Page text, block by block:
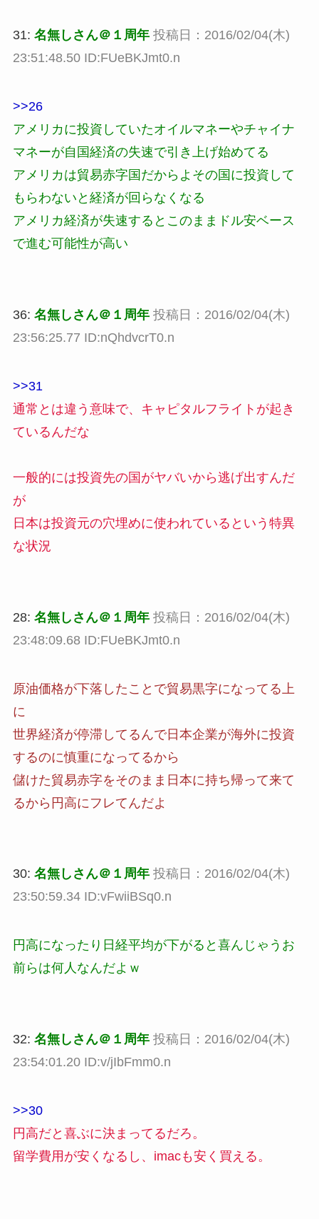
31: 名無しさん＠１周年 投稿日：2016/02/04(木)
23:51:48.50 ID:FUeBKJmt0.n
>>26
アメリカに投資していたオイルマネーやチャイナ
マネーが自国経済の失速で引き上げ始めてる
アメリカは貿易赤字国だからよその国に投資して
もらわないと経済が回らなくなる
アメリカ経済が失速するとこのままドル安ベース
で進む可能性が高い
36: 名無しさん＠１周年 投稿日：2016/02/04(木)
23:56:25.77 ID:nQhdvcrT0.n
>>31
通常とは違う意味で、キャピタルフライトが起き
ているんだな
一般的には投資先の国がヤバいから逃げ出すんだ
が
日本は投資元の穴埋めに使われているという特異
な状況
28: 名無しさん＠１周年 投稿日：2016/02/04(木)
23:48:09.68 ID:FUeBKJmt0.n
原油価格が下落したことで貿易黒字になってる上
に
世界経済が停滞してるんで日本企業が海外に投資
するのに慎重になってるから
儲けた貿易赤字をそのまま日本に持ち帰って来て
るから円高にフレてんだよ
30: 名無しさん＠１周年 投稿日：2016/02/04(木)
23:50:59.34 ID:vFwiiBSq0.n
円高になったり日経平均が下がると喜んじゃうお
前らは何人なんだよｗ
32: 名無しさん＠１周年 投稿日：2016/02/04(木)
23:54:01.20 ID:v/jIbFmm0.n
>>30
円高だと喜ぶに決まってるだろ。
留学費用が安くなるし、imacも安く買える。